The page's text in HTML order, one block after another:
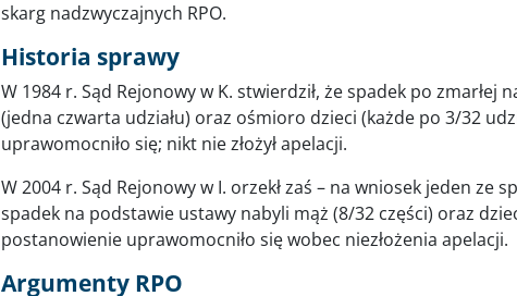
skarg nadzwyczajnych RPO.
Historia sprawy
W 1984 r. Sąd Rejonowy w K. stwierdził, że spadek po zmarłej
(jedna czwarta udziału) oraz ośmioro dzieci (każde po 3/32
uprawomocniło się; nikt nie złożył apelacji.
W 2004 r. Sąd Rejonowy w I. orzekł zaś – na wniosek jeden ze
spadek na podstawie ustawy nabyli mąż (8/32 części) oraz
postanowienie uprawomocniło się wobec niezłożenia apelacji.
Argumenty RPO